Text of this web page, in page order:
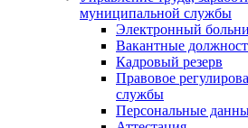
муниципальной службы
Электронный
Вакантные
Кадровый резерв
Правовое
службы
Персональные